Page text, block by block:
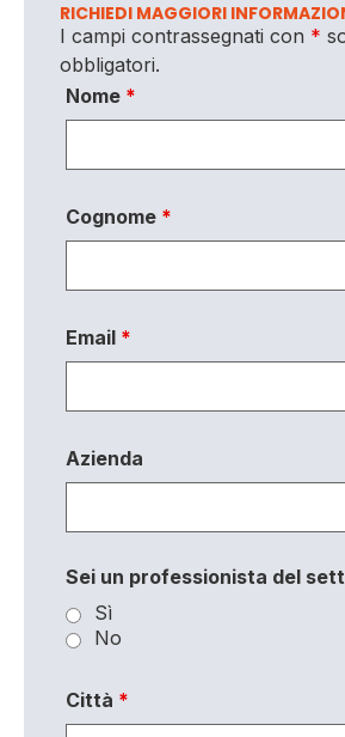
RICHIEDI MAGGIORI
I campi contrassegnati con *
obbligatori.
Nome *
Cognome *
Email *
Azienda
Sei un professionista del
Sì
No
Città *